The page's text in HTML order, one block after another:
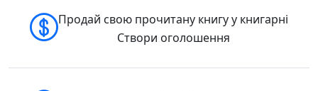
Продай свою прочитану книгу у книгарні
Створи оголошення